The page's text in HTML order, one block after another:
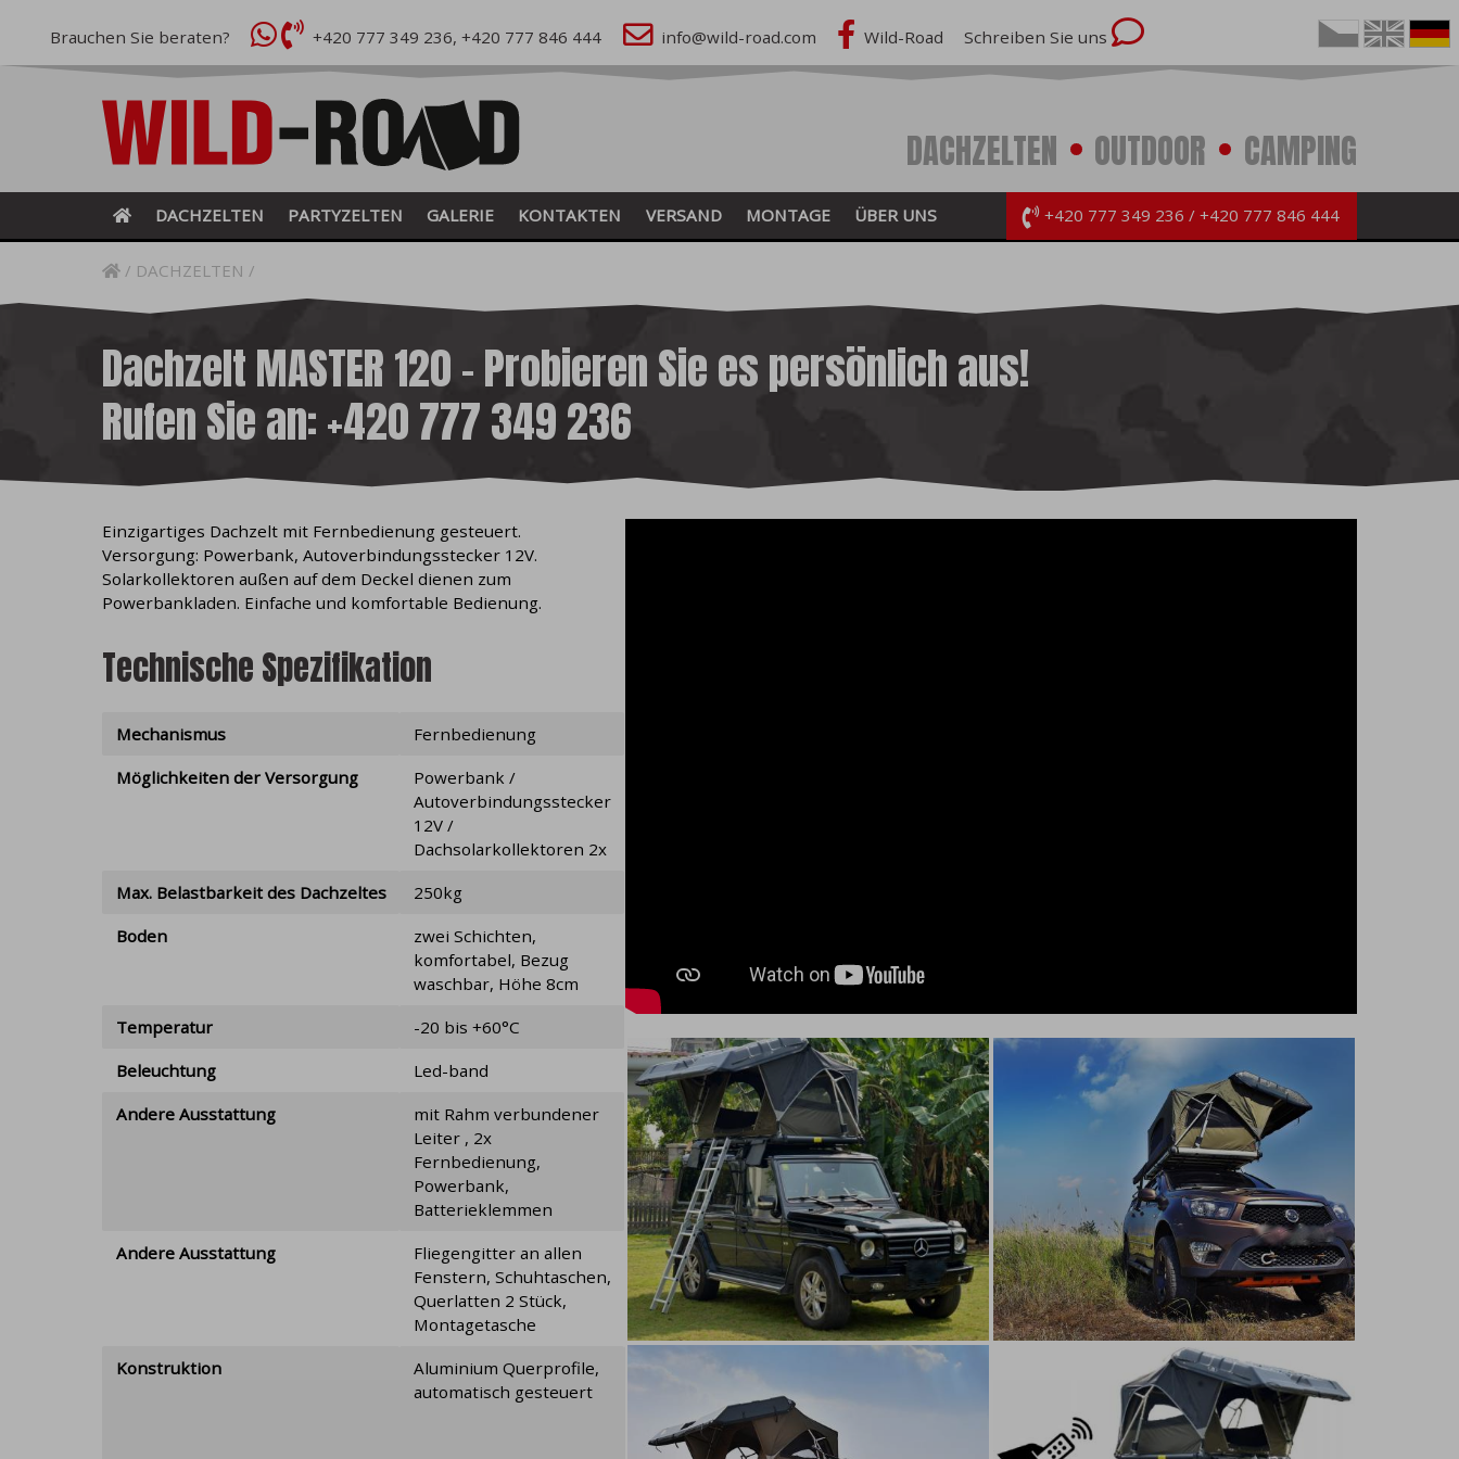
Brauchen Sie beraten? +420 777 349 236,+420 777 846 444 info@wild-road.com Wild-Road Schreiben Sie uns
DACHZELTEN OUTDOOR CAMPING
DACHZELTEN PARTYZELTEN GALERIE KONTAKTEN VERSAND MONTAGE ÜBER UNS +420 777 349 236 +420 777 846 444
DACHZELTEN
Dachzelt MASTER 120 – Probieren Sie es persönlich aus!
Rufen Sie an: +420 777 349 236
Einzigartiges Dachzelt mit Fernbedienung gesteuert.
Versorgung: Powerbank, Autoverbindungsstecker 12V.
Solarkollektoren außen auf dem Deckel dienen zum
Powerbankladen. Einfache und komfortable Bedienung.
Technische Spezifikation
Mechanismus
Fernbedienung
Möglichkeiten der Versorgung
Powerbank /
Autoverbindungsstecker
12V /
Dachsolarkollektoren 2x
Max. Belastbarkeit des Dachzeltes
250kg
Boden
zwei Schichten,
komfortabel, Bezug
waschbar, Höhe 8cm
Temperatur
-20 bis +60°C
Beleuchtung
Led-band
Andere Ausstattung
mit Rahm verbundener
Leiter , 2x
Fernbedienung,
Powerbank,
Batterieklemmen
Andere Ausstattung
Fliegengitter an allen
Fenstern, Schuhtaschen,
Querlatten 2 Stück,
Montagetasche
Konstruktion
Aluminium Querprofile,
automatisch gesteuert
Oberer Deckel
vom
Polymer
ABS